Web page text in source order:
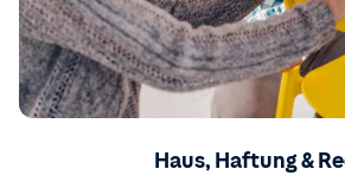
Haus, Haftung &